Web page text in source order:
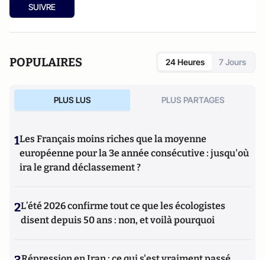
SUIVRE
POPULAIRES 24 Heures 7 Jours
PLUS LUS PLUS PARTAGES
1Les Français moins riches que la moyenne
européenne pour la 3e année consécutive : jusqu'où
ira le grand déclassement ?
2L’été 2026 confirme tout ce que les écologistes
disent depuis 50 ans : non, et voilà pourquoi